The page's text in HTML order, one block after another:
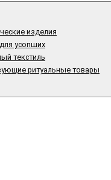
изделия
усопших
текстиль
ритуальные товары